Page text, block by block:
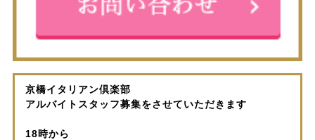
京橋イタリアン倶楽部
アルバイトスタッフ募集をさせていただきます
18時から